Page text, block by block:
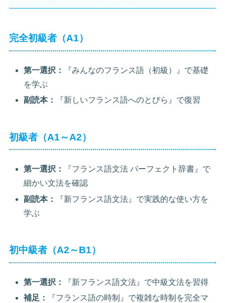
完全初級者（A1）
第一選択：
『みんなのフランス語（初級）』で基礎
を学ぶ
副読本：
『新しいフランス語へのとびら』で復習
初級者（A1～A2）
第一選択：
『フランス語文法 パーフェクト辞書』で
細かい文法を確認
副読本：
『新フランス語文法』で実践的な使い方を
学ぶ
初中級者（A2～B1）
第一選択：
『新フランス語文法』で中級文法を習得
補足：
『フランス語の時制』で複雑な時制を完全マ